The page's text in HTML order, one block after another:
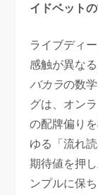
イドベット
ライブディ
感触が異な
バカラの数
グは、オン
の配牌偏り
ゆる「流れ
期待値を押
ンプルに保